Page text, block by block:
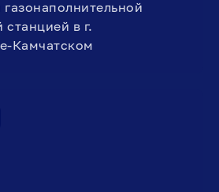
в г.
Камчатском